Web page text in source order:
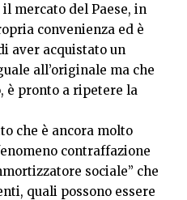
mercato del Paese, in
convenienza ed è
aver acquistato un
all’originale ma che
è pronto a ripetere la
che è ancora molto
contraffazione
sociale” che
quali possono essere